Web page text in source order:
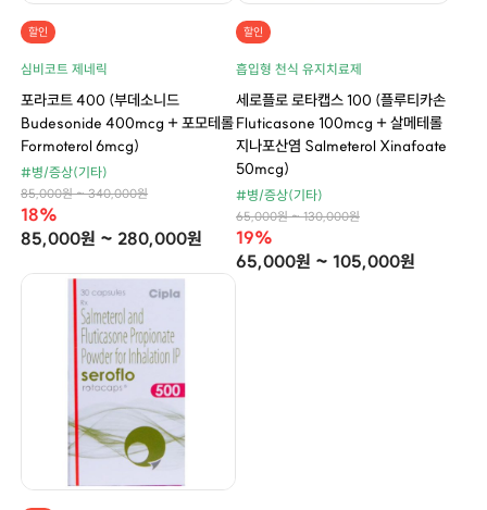
할인
심비코트 제네릭
포라코트 400 (부데소니드
Budesonide 400mcg + 포모테롤
Formoterol 6mcg)
#병/증상(기타)
85,000원 ~ 340,000원
18%
85,000원 ~ 280,000원
할인
흡입형 천식 유지치료제
세로플로 로타캡스 100 (플루티카손
Fluticasone 100mcg + 살메테롤
지나포산염 Salmeterol Xinafoate
50mcg)
#병/증상(기타)
65,000원 ~ 130,000원
19%
65,000원 ~ 105,000원